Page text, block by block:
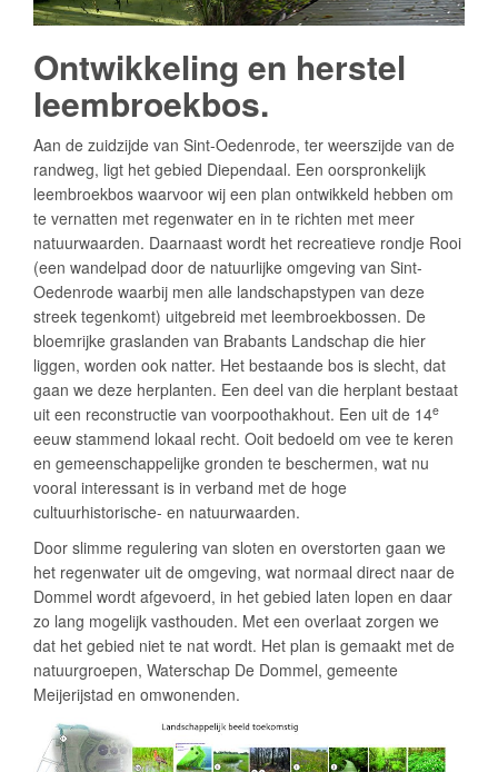
Ontwikkeling en herstel
leembroekbos.
Aan de zuidzijde van Sint-Oedenrode, ter weerszijde van de
randweg, ligt het gebied Diependaal. Een oorspronkelijk
leembroekbos waarvoor wij een plan ontwikkeld hebben om
te vernatten met regenwater en in te richten met meer
natuurwaarden. Daarnaast wordt het recreatieve rondje Rooi
(een wandelpad door de natuurlijke omgeving van Sint-
Oedenrode waarbij men alle landschapstypen van deze
streek tegenkomt) uitgebreid met leembroekbossen. De
bloemrijke graslanden van Brabants Landschap die hier
liggen, worden ook natter. Het bestaande bos is slecht, dat
gaan we deze herplanten. Een deel van die herplant bestaat
uit een reconstructie van voorpoothakhout. Een uit de 14e
eeuw stammend lokaal recht. Ooit bedoeld om vee te keren
en gemeenschappelijke gronden te beschermen, wat nu
vooral interessant is in verband met de hoge
cultuurhistorische- en natuurwaarden.
Door slimme regulering van sloten en overstorten gaan we
het regenwater uit de omgeving, wat normaal direct naar de
Dommel wordt afgevoerd, in het gebied laten lopen en daar
zo lang mogelijk vasthouden. Met een overlaat zorgen we
dat het gebied niet te nat wordt. Het plan is gemaakt met de
natuurgroepen, Waterschap De Dommel, gemeente
Meijerijstad en omwonenden.